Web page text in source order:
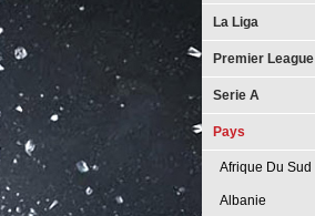
La Liga
Premier League
Serie A
Pays
Afrique Du Sud
Albanie